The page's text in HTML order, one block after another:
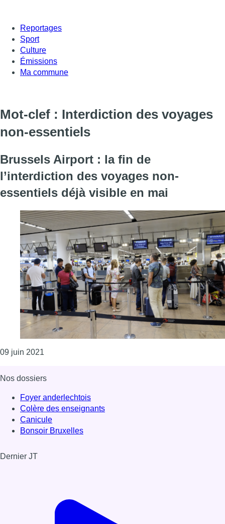
Reportages
Sport
Culture
Émissions
Ma commune
Mot-clef : Interdiction des voyages
non-essentiels
Brussels Airport : la fin de
l’interdiction des voyages non-
essentiels déjà visible en mai
09 juin 2021
Nos dossiers
Foyer anderlechtois
Colère des enseignants
Canicule
Bonsoir Bruxelles
Dernier JT